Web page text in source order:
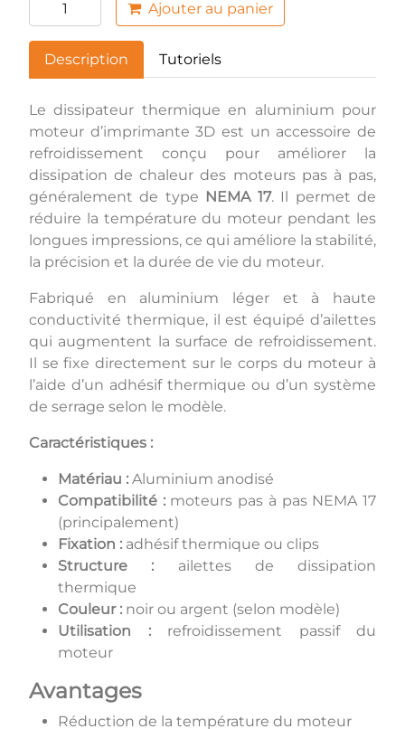
Ajouter au panier
Description Tutoriels
Le dissipateur thermique en aluminium pour
moteur d’imprimante 3D est un accessoire de
refroidissement conçu pour améliorer la
dissipation de chaleur des moteurs pas à pas,
généralement de type NEMA 17. Il permet de
réduire la température du moteur pendant les
longues impressions, ce qui améliore la stabilité,
la précision et la durée de vie du moteur.
Fabriqué en aluminium léger et à haute
conductivité thermique, il est équipé d’ailettes
qui augmentent la surface de refroidissement.
Il se fixe directement sur le corps du moteur à
l’aide d’un adhésif thermique ou d’un système
de serrage selon le modèle.
Caractéristiques :
Matériau : Aluminium anodisé
Compatibilité :moteurs pas à pas NEMA 17
(principalement)
Fixation : adhésif thermique ou clips
Structure : ailettes de dissipation
thermique
Couleur : noir ou argent (selon modèle)
Utilisation :refroidissement passif du
moteur
Avantages
Réduction de la température du moteur